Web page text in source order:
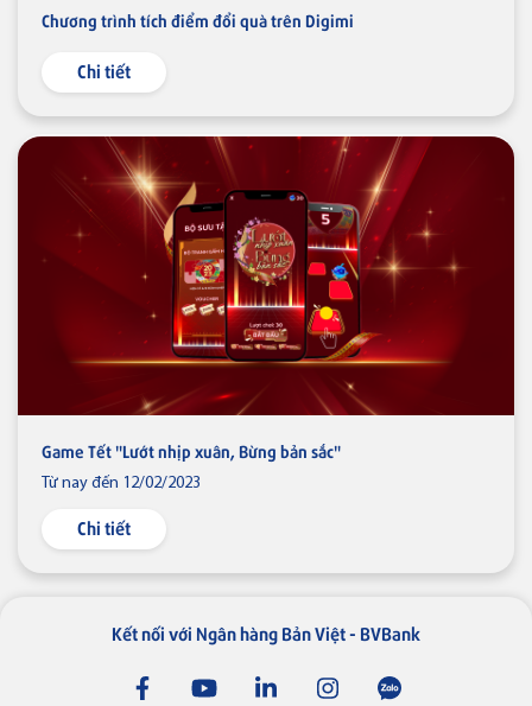
Chương trình tích điểm đổi quà trên Digimi
Chi tiết
Game Tết "Lướt nhịp xuân, Bừng bản sắc"
Từ nay đến 12/02/2023
Chi tiết
Kết nối với Ngân hàng Bản Việt - BVBank